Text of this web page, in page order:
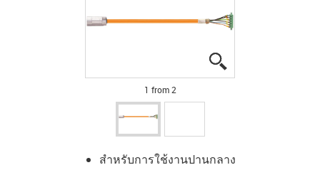
1 from 2
สำหรับการใช้งานปานกลาง